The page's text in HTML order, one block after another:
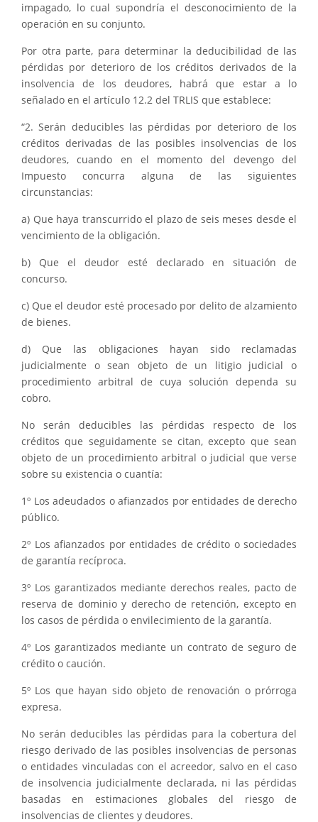
impagado, lo cual supondría el desconocimiento de la
operación en su conjunto.
Por otra parte, para determinar la deducibilidad de las
pérdidas por deterioro de los créditos derivados de la
insolvencia de los deudores, habrá que estar a lo
señalado en el artículo 12.2 del TRLIS que establece:
“2. Serán deducibles las pérdidas por deterioro de los
créditos derivadas de las posibles insolvencias de los
deudores, cuando en el momento del devengo del
Impuesto concurra alguna de las siguientes
circunstancias:
a) Que haya transcurrido el plazo de seis meses desde el
vencimiento de la obligación.
b) Que el deudor esté declarado en situación de
concurso.
c) Que el deudor esté procesado por delito de alzamiento
de bienes.
d) Que las obligaciones hayan sido reclamadas
judicialmente o sean objeto de un litigio judicial o
procedimiento arbitral de cuya solución dependa su
cobro.
No serán deducibles las pérdidas respecto de los
créditos que seguidamente se citan, excepto que sean
objeto de un procedimiento arbitral o judicial que verse
sobre su existencia o cuantía:
1º Los adeudados o afianzados por entidades de derecho
público.
2º Los afianzados por entidades de crédito o sociedades
de garantía recíproca.
3º Los garantizados mediante derechos reales, pacto de
reserva de dominio y derecho de retención, excepto en
los casos de pérdida o envilecimiento de la garantía.
4º Los garantizados mediante un contrato de seguro de
crédito o caución.
5º Los que hayan sido objeto de renovación o prórroga
expresa.
No serán deducibles las pérdidas para la cobertura del
riesgo derivado de las posibles insolvencias de personas
o entidades vinculadas con el acreedor, salvo en el caso
de insolvencia judicialmente declarada, ni las pérdidas
basadas en estimaciones globales del riesgo de
insolvencias de clientes y deudores.